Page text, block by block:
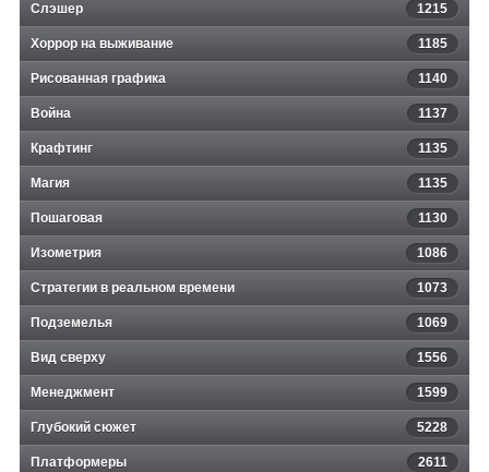
Слэшер 1215
Хоррор на выживание 1185
Рисованная графика 1140
Война 1137
Крафтинг 1135
Магия 1135
Пошаговая 1130
Изометрия 1086
Стратегии в реальном времени 1073
Подземелья 1069
Вид сверху 1556
Менеджмент 1599
Глубокий сюжет 5228
Платформеры 2611